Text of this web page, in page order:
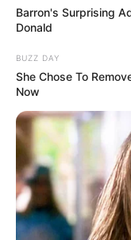
Barron's Surprising
Donald
BUZZ DAY
She Chose To
Now